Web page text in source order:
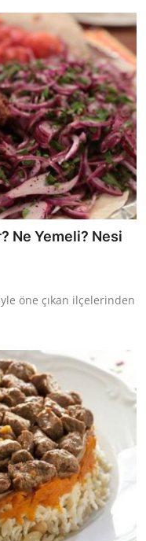
Ne Yemeli? Nesi
öne çıkan ilçelerinden